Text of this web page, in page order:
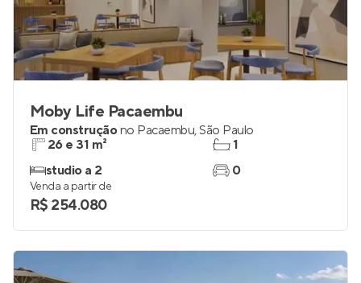
Moby Life Pacaembu
Em construçãono Pacaembu,São Paulo
26 e 31 m²
studio a 2
1
0
Venda a partir de
R$ 254.080